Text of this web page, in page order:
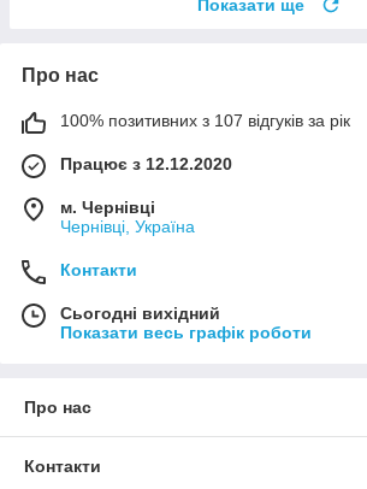
Показати ще
Про нас
100% позитивних з 107 відгуків за рік
Працює з 12.12.2020
м. Чернівці
Чернівці, Україна
Контакти
Сьогодні вихідний
Показати весь графік роботи
Про нас
Контакти